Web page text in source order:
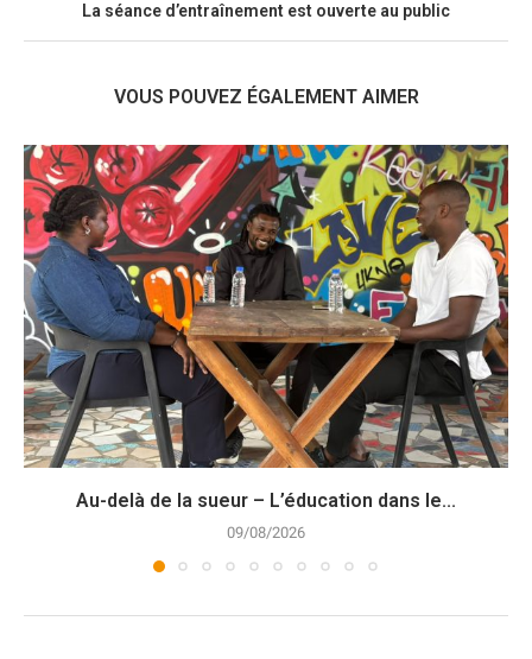
La séance d’entraînement est ouverte au public
VOUS POUVEZ ÉGALEMENT AIMER
Au-delà de la sueur – L’éducation dans le...
09/08/2026